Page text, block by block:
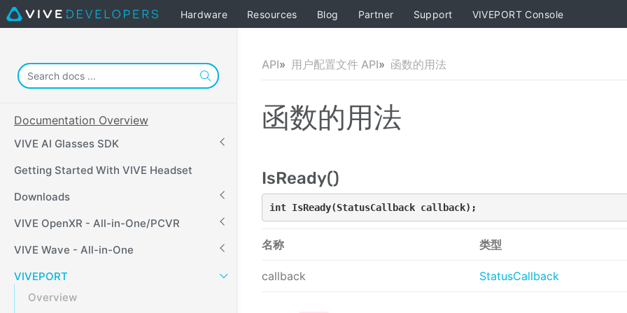
Hardware Resources Blog Partner Support VIVEPORT Console
Documentation Overview
VIVE AI Glasses SDK
Getting Started With VIVE Headset
Downloads
VIVE OpenXR - All-in-One/PCVR
VIVE Wave - All-in-One
VIVEPORT
Overview
API 用户配置文件 API 函数的用法
函数的用法
IsReady()
int IsReady(StatusCallback callback);
名称 类型
callback StatusCallback